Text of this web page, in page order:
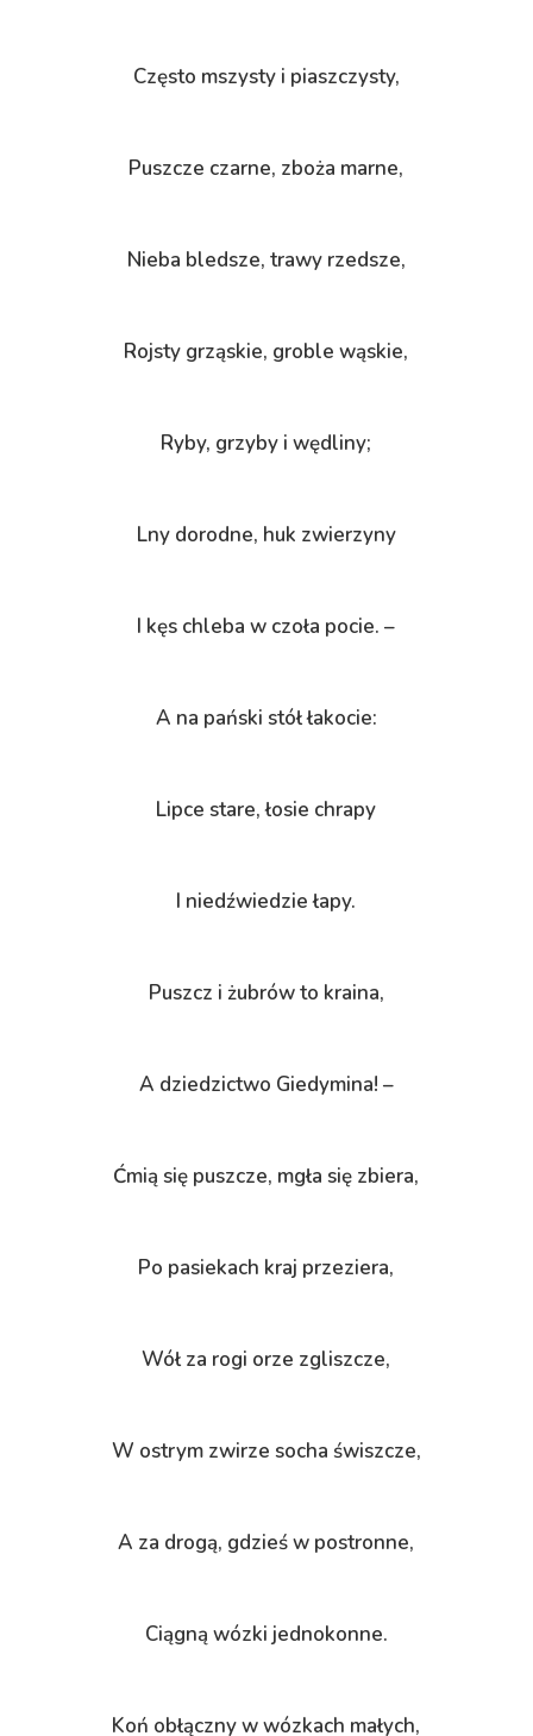
Często mszysty i piaszczysty,
Puszcze czarne, zboża marne,
Nieba bledsze, trawy rzedsze,
Rojsty grząskie, groble wąskie,
Ryby, grzyby i wędliny;
Lny dorodne, huk zwierzyny
I kęs chleba w czoła pocie. –
A na pański stół łakocie:
Lipce stare, łosie chrapy
I niedźwiedzie łapy.
Puszcz i żubrów to kraina,
A dziedzictwo Giedymina! –
Ćmią się puszcze, mgła się zbiera,
Po pasiekach kraj przeziera,
Wół za rogi orze zgliszcze,
W ostrym zwirze socha świszcze,
A za drogą, gdzieś w postronne,
Ciągną wózki jednokonne.
Koń obłączny w wózkach małych,